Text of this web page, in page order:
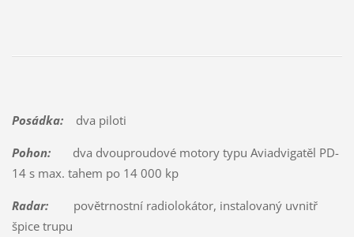
Posádka:dva piloti
Pohon:dva dvouproudové motory typu Aviadvigatěl PD-
14 s max. tahem po 14 000 kp
Radar:povětrnostní radiolokátor, instalovaný uvnitř
špice trupu